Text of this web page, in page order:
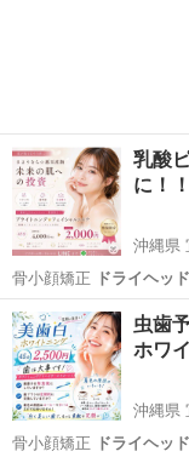
乳酸
に！！
沖縄県
骨小顔矯正
ドライヘッ
小顔矯正…
沖縄 宜野湾市
虫歯
ホワ
沖縄県
骨小顔矯正
ドライヘッ